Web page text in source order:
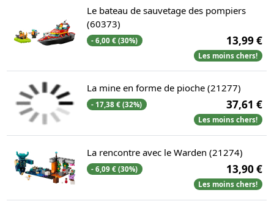
Le bateau de sauvetage des pompiers
(60373)
- 6,00 € (30%) 13,99 €
Les moins chers!
La mine en forme de pioche (21277)
- 17,38 € (32%) 37,61 €
Les moins chers!
La rencontre avec le Warden (21274)
- 6,09 € (30%) 13,90 €
Les moins chers!